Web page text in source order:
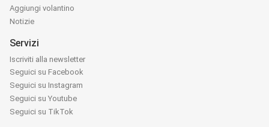
Aggiungi volantino
Notizie
Servizi
Iscriviti alla newsletter
Seguici su Facebook
Seguici su Instagram
Seguici su Youtube
Seguici su TikTok